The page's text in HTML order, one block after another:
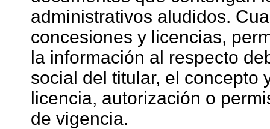
administrativos aludidos.
concesiones y licencias,
la información al respecto
social del titular, el concepto
licencia, autorización o
de vigencia.